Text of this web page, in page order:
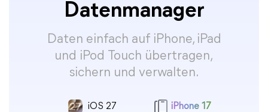
Datenmanager
Daten einfach auf iPhone, iPad
und iPod Touch übertragen,
sichern und verwalten.
iOS 27
iPhone 17